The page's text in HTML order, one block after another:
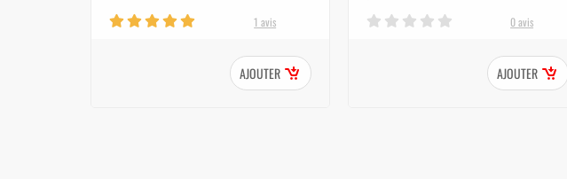
1 avis
AJOUTER
0 avis
AJOUTER